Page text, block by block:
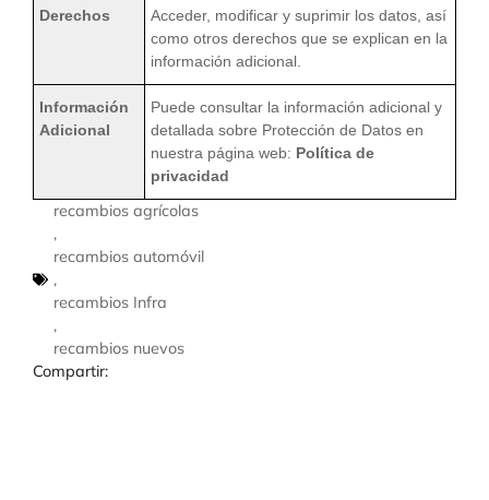
Derechos
Acceder, modificar y suprimir los datos, así
como otros derechos que se explican en la
información adicional.
Información
Adicional
Puede consultar la información adicional y
detallada sobre Protección de Datos en
nuestra página web: Política de
privacidad
recambios agrícolas
,
recambios automóvil
,
recambios Infra
,
recambios nuevos
Compartir: